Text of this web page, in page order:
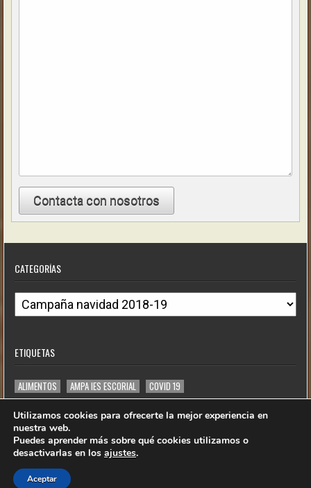
Contacta con nosotros
CATEGORÍAS
Categorías
ETIQUETAS
ALIMENTOS AMPA IES ESCORIAL
COVID 19
El contenido de juntosnohaylimites.org, del tipo que sea,
Utilizamos cookies para ofrecerte la mejor experiencia en
nuestra web.
Puedes aprender más sobre qué cookies utilizamos o
desactivarlas en los ajustes.
Aceptar